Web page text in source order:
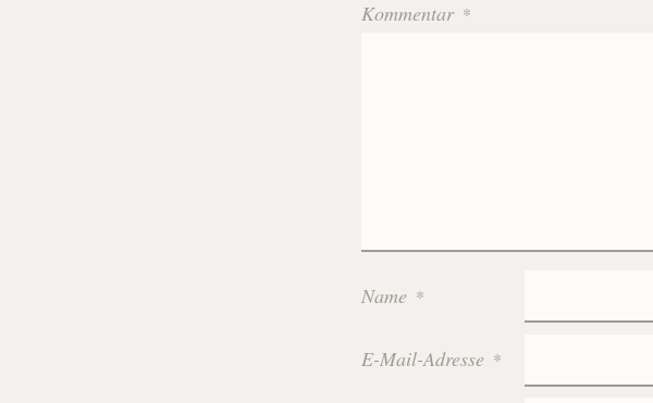
Kommentar *
Name *
E-Mail-Adresse *